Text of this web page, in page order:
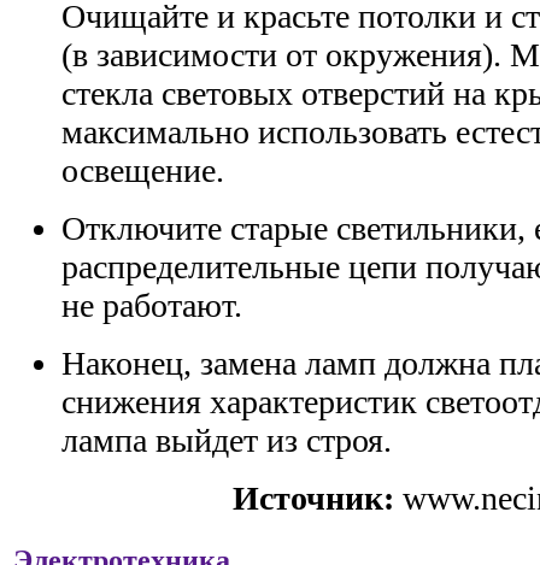
Очищайте и красьте потолки и
(в зависимости от окружения).
стекла световых отверстий на
максимально использовать
освещение.
Отключите старые светильники,
распределительные цепи
не работают.
Наконец, замена ламп должна
снижения характеристик
лампа выйдет из строя.
Источник: